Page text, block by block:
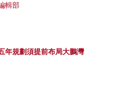
輯部
年規劃須提前布局大鵬灣